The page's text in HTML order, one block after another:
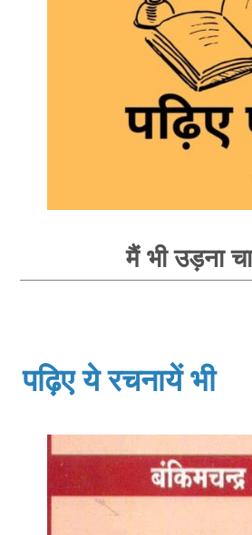
मैं भी उड़ना
पढ़िए ये रचनायें भी